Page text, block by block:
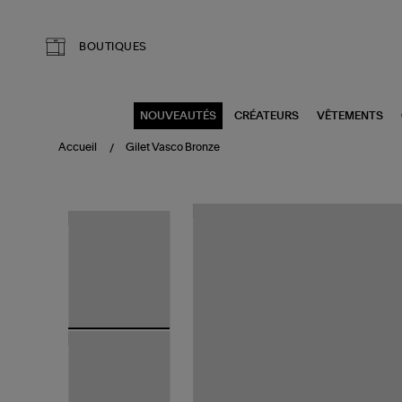
BOUTIQUES
NOUVEAUTÉS CRÉATEURS VÊTEMENTS
Accueil Gilet Vasco Bronze